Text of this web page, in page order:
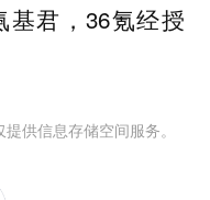
基君，36氪经授
供信息存储空间服务。